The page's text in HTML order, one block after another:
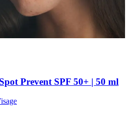
Prevent SPF 50+ | 50 ml